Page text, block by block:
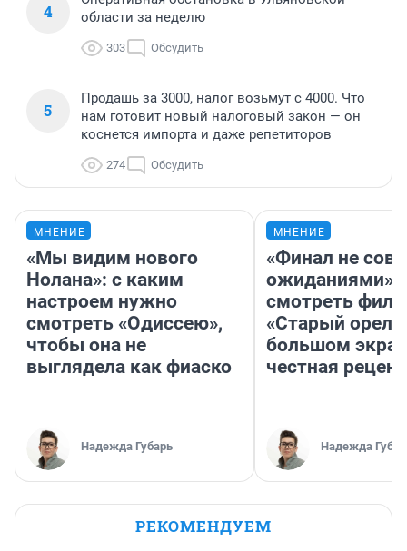
4
области за неделю
303 Обсудить
5
Продашь за 3000, налог возьмут с 4000. Что
нам готовит новый налоговый закон — он
коснется импорта и даже репетиторов
274 Обсудить
МНЕНИЕ
«Мы видим нового
Нолана»: с каким
настроем нужно
смотреть «Одиссею»,
чтобы она не
выглядела как фиаско
Надежда Губарь
МНЕНИЕ
«Финал не
ожиданиями»:
смотреть
«Старый орел»
большом
честная
Надежда
РЕКОМЕНДУЕМ